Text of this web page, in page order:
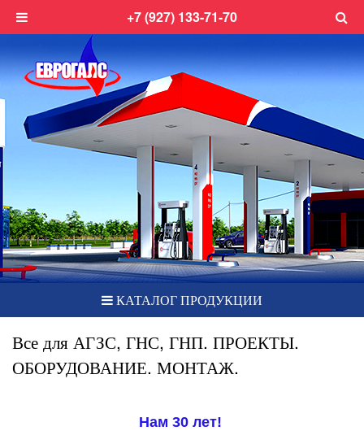
+7 (927) 133-71-70
КАТАЛОГ ПРОДУКЦИИ
Все для АГЗС, ГНС, ГНП. ПРОЕКТЫ.
ОБОРУДОВАНИЕ. МОНТАЖ.
Нам 30 лет!